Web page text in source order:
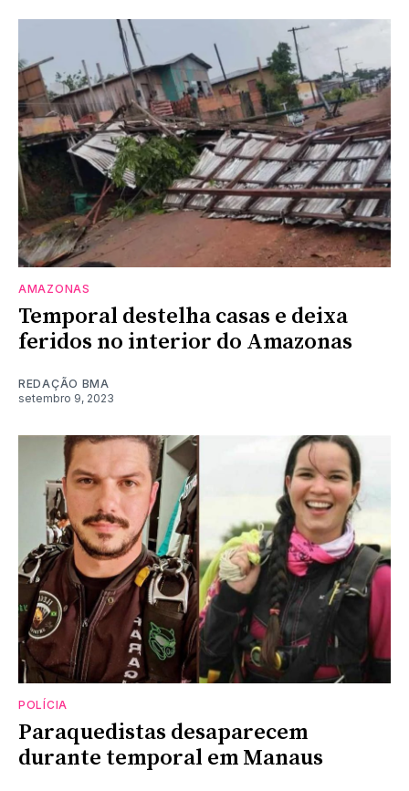
AMAZONAS
Temporal destelha casas e deixa
feridos no interior do Amazonas
REDAÇÃO BMA
setembro 9, 2023
POLÍCIA
Paraquedistas desaparecem
durante temporal em Manaus